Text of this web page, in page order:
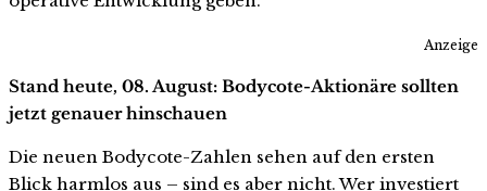
Anzeige
Stand heute, 08. August: Bodycote-Aktionäre sollten
jetzt genauer hinschauen
Die neuen Bodycote-Zahlen sehen auf den ersten
Blick harmlos aus – sind es aber nicht. Wer investiert